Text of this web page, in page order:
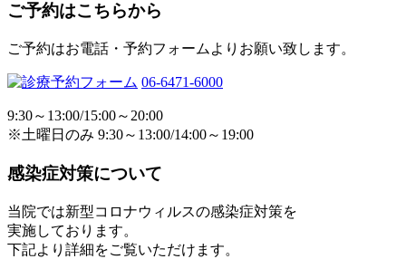
ご予約はこちらから
ご予約はお電話・予約フォームよりお願い致します。
06-6471-6000
9:30～13:00/15:00～20:00
※土曜日のみ 9:30～13:00/14:00～19:00
感染症対策について
当院では新型コロナウィルスの感染症対策を
実施しております。
下記より詳細をご覧いただけます。